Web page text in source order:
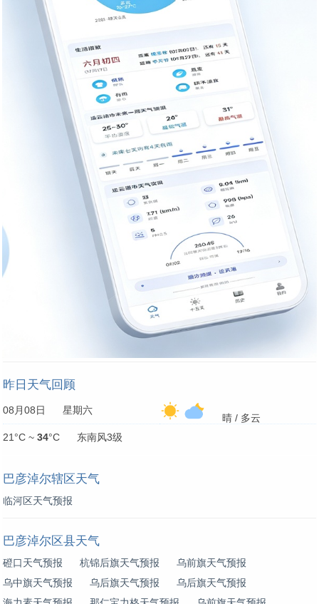
昨日天气回顾
08月08日 星期六
晴 / 多云
21°C ~ 34°C 东南风3级
巴彦淖尔辖区天气
临河区天气预报
巴彦淖尔区县天气
磴口天气预报 杭锦后旗天气预报
乌前旗天气预报
乌中旗天气预报
乌后旗天气预报
乌后旗天气预报